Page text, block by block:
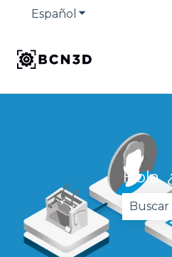
Español Traducciones
Hola.
No